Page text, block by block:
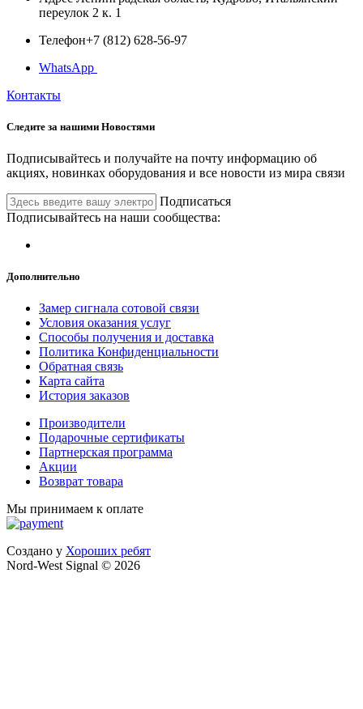
переулок 2 к. 1
Телефон+7 (812) 628-56-97
WhatsApp
Контакты
Следите за нашими Новостями
Подписывайтесь и получайте на почту информацию об
акциях, новинках оборудования и все новости из мира связи
Подписаться
Подписывайтесь на наши сообщества:
Дополнительно
Замер сигнала сотовой связи
Условия оказания услуг
Способы получения и доставка
Политика Конфиденциальности
Обратная связь
Карта сайта
История заказов
Производители
Подарочные сертификаты
Партнерская программа
Акции
Возврат товара
Мы принимаем к оплате
Создано у Хороших ребят
Nord-West Signal © 2026